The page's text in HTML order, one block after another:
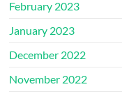
February 2023
January 2023
December 2022
November 2022